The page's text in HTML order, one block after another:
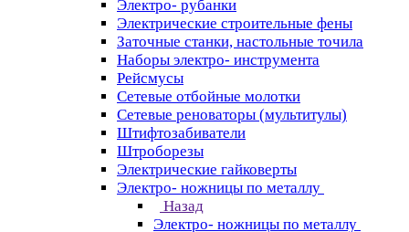
Электро- рубанки
Электрические строительные фены
Заточные станки, настольные точила
Наборы электро- инструмента
Рейсмусы
Сетевые отбойные молотки
Сетевые реноваторы (мультитулы)
Штифтозабиватели
Штроборезы
Электрические гайковерты
Электро- ножницы по металлу
Назад
Электро- ножницы по металлу